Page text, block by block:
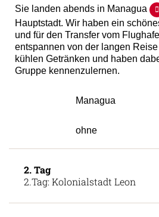
Sie landen abends in Managua
Hauptstadt. Wir haben ein
und für den Transfer vom
entspannen von der langen
kühlen Getränken und haben
Gruppe kennenzulernen.
Managua
ohne
2. Tag
2.Tag: Kolonialstadt Leon